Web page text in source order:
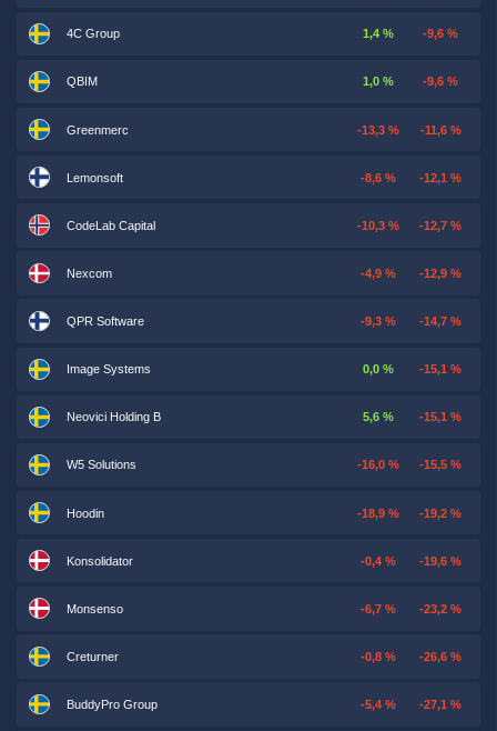
4C Group 1,4 % -9,6 %
QBIM 1,0 % -9,6 %
Greenmerc -13,3 % -11,6 %
Lemonsoft -8,6 % -12,1 %
CodeLab Capital -10,3 % -12,7 %
Nexcom -4,9 % -12,9 %
QPR Software -9,3 % -14,7 %
Image Systems 0,0 % -15,1 %
Neovici Holding B 5,6 % -15,1 %
W5 Solutions -16,0 % -15,5 %
Hoodin -18,9 % -19,2 %
Konsolidator -0,4 % -19,6 %
Monsenso -6,7 % -23,2 %
Creturner -0,8 % -26,6 %
BuddyPro Group -5,4 % -27,1 %